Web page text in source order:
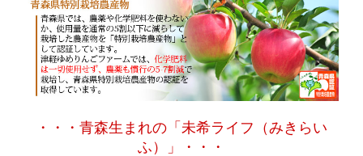
・・・青森生まれの「未希ライフ（みきらい
ふ）」・・・